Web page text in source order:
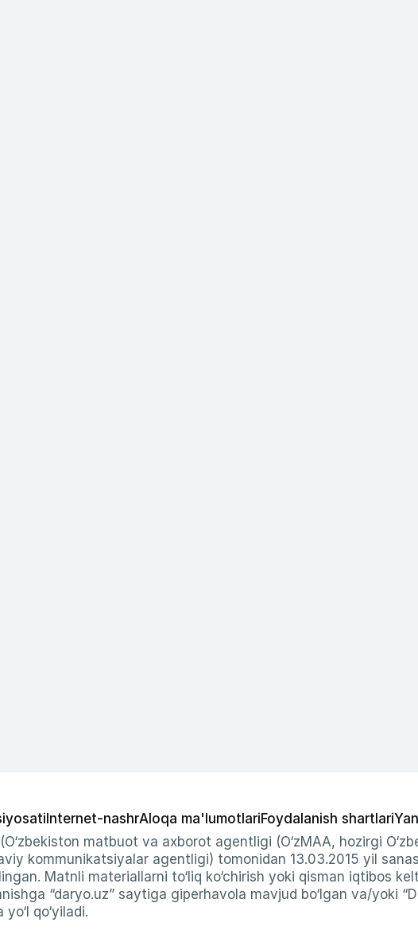
Internet-nashrAloqa ma'lumotlariFoydalanish shartlari
matbuot va axborot agentligi (O‘zMAA, hozirgi
kommunikatsiyalar agentligi) tomonidan 13.03.2015 yil
Matnli materiallarni to‘liq ko‘chirish yoki qisman iqtibos
“daryo.uz” saytiga giperhavola mavjud bo‘lgan va/yoki
qo‘yiladi.